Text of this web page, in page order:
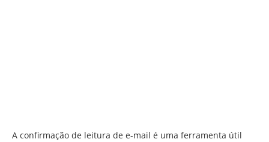
A confirmação de leitura de e-mail é uma ferramenta útil